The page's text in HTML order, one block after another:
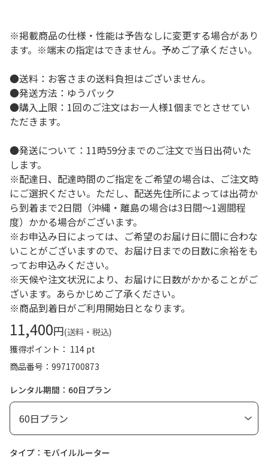
※掲載商品の仕様・性能は予告なしに変更する場合があり
ます。※端末の指定はできません。予めご了承ください。
●送料：お客さまの送料負担はございません。
●発送方法：ゆうパック
●購入上限：1回のご注文はお一人様1個までとさせてい
ただきます。
●発送について：11時59分までのご注文で当日出荷いた
します。
※配達日、配達時間のご指定をご希望の場合は、ご注文時
にご選択ください。ただし、配送先住所によっては出荷か
ら到着まで2日間（沖縄・離島の場合は3日間～1週間程
度）かかる場合がございます。
※お申込み日によっては、ご希望のお届け日に間に合わな
いことがございますので、お届け日までの日数に余裕をも
ってお申込みください。
※天候や注文状況により、お届けに日数がかかることがご
ざいます。あらかじめご了承ください。
※商品到着日がご利用開始日となります。
11,400円(送料・税込)
獲得ポイント： 114 pt
商品番号
9971700873
レンタル期間：60日プラン
タイプ：モバイルルーター